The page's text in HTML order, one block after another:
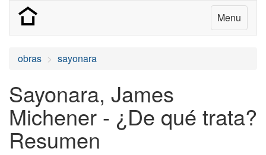
Menu
obras sayonara
Sayonara, James
Michener - ¿De qué trata?
Resumen